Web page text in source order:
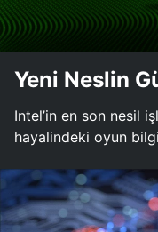
Yeni Neslin
Intel’in en son nesil
hayalindeki oyun